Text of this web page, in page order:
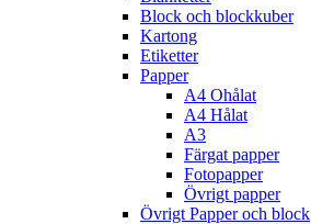
Block och blockkuber
Kartong
Etiketter
Papper
A4 Ohålat
A4 Hålat
A3
Färgat papper
Fotopapper
Övrigt papper
Övrigt Papper och block